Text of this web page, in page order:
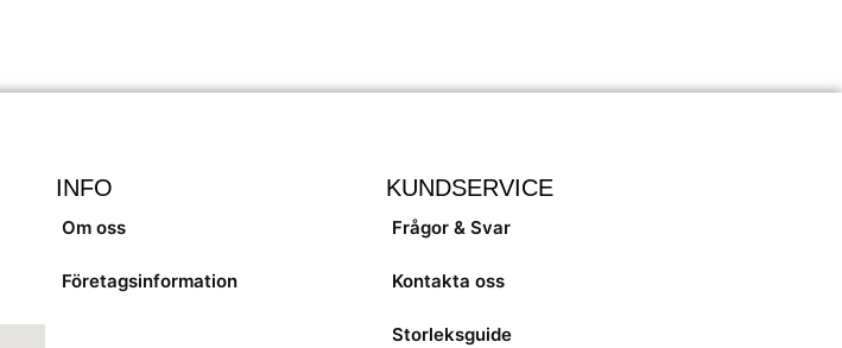
INFO
Om oss
Företagsinformation
KUNDSERVICE
Frågor & Svar
Kontakta oss
Storleksguide